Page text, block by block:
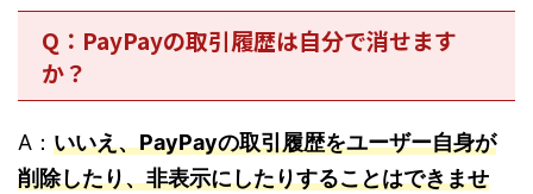
Q：PayPayの取引履歴は自分で消せます
か？
A： いいえ、PayPayの取引履歴をユーザー自身が
削除したり、非表示にしたりすることはできませ